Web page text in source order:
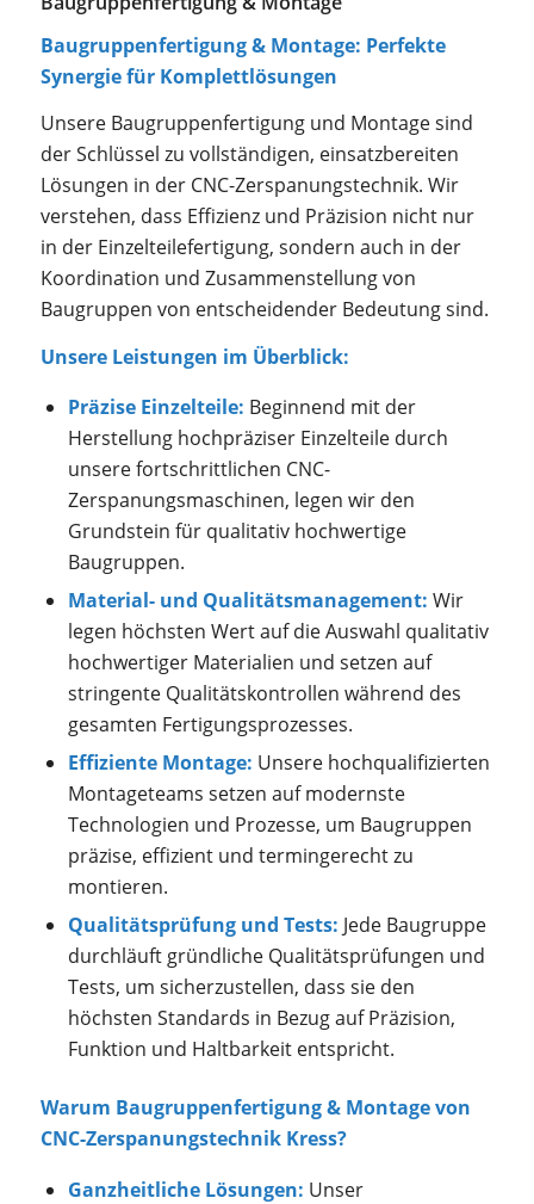
Baugruppenfertigung & Montage: Perfekte
Synergie für Komplettlösungen
Unsere Baugruppenfertigung und Montage sind
der Schlüssel zu vollständigen, einsatzbereiten
Lösungen in der CNC-Zerspanungstechnik. Wir
verstehen, dass Effizienz und Präzision nicht nur
in der Einzelteilefertigung, sondern auch in der
Koordination und Zusammenstellung von
Baugruppen von entscheidender Bedeutung sind.
Unsere Leistungen im Überblick:
Präzise Einzelteile: Beginnend mit der
Herstellung hochpräziser Einzelteile durch
unsere fortschrittlichen CNC-
Zerspanungsmaschinen, legen wir den
Grundstein für qualitativ hochwertige
Baugruppen.
Material- und Qualitätsmanagement: Wir
legen höchsten Wert auf die Auswahl qualitativ
hochwertiger Materialien und setzen auf
stringente Qualitätskontrollen während des
gesamten Fertigungsprozesses.
Effiziente Montage: Unsere hochqualifizierten
Montageteams setzen auf modernste
Technologien und Prozesse, um Baugruppen
präzise, effizient und termingerecht zu
montieren.
Qualitätsprüfung und Tests: Jede Baugruppe
durchläuft gründliche Qualitätsprüfungen und
Tests, um sicherzustellen, dass sie den
höchsten Standards in Bezug auf Präzision,
Funktion und Haltbarkeit entspricht.
Warum Baugruppenfertigung & Montage von
CNC-Zerspanungstechnik Kress?
Ganzheitliche Lösungen: Unser